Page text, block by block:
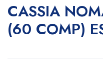
CASSIA
(60 COMP)